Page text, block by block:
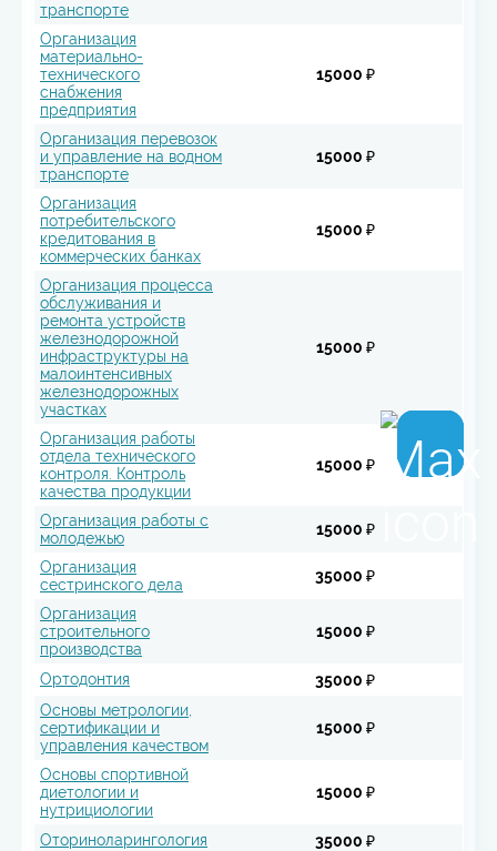
транспорте
Организация
материально-
технического
снабжения
предприятия
15000 ₽
Организация перевозок
и управление на водном
транспорте
15000 ₽
Организация
потребительского
кредитования в
коммерческих банках
15000 ₽
Организация процесса
обслуживания и
ремонта устройств
железнодорожной
инфраструктуры на
малоинтенсивных
железнодорожных
участках
15000 ₽
Организация работы
отдела технического
контроля. Контроль
качества продукции
15000 ₽
Организация работы с
молодежью
15000 ₽
Организация
сестринского дела
35000 ₽
Организация
строительного
производства
15000 ₽
Ортодонтия
35000 ₽
Основы метрологии,
сертификации и
управления качеством
15000 ₽
Основы спортивной
диетологии и
нутрициологии
15000 ₽
Оториноларингология
35000 ₽